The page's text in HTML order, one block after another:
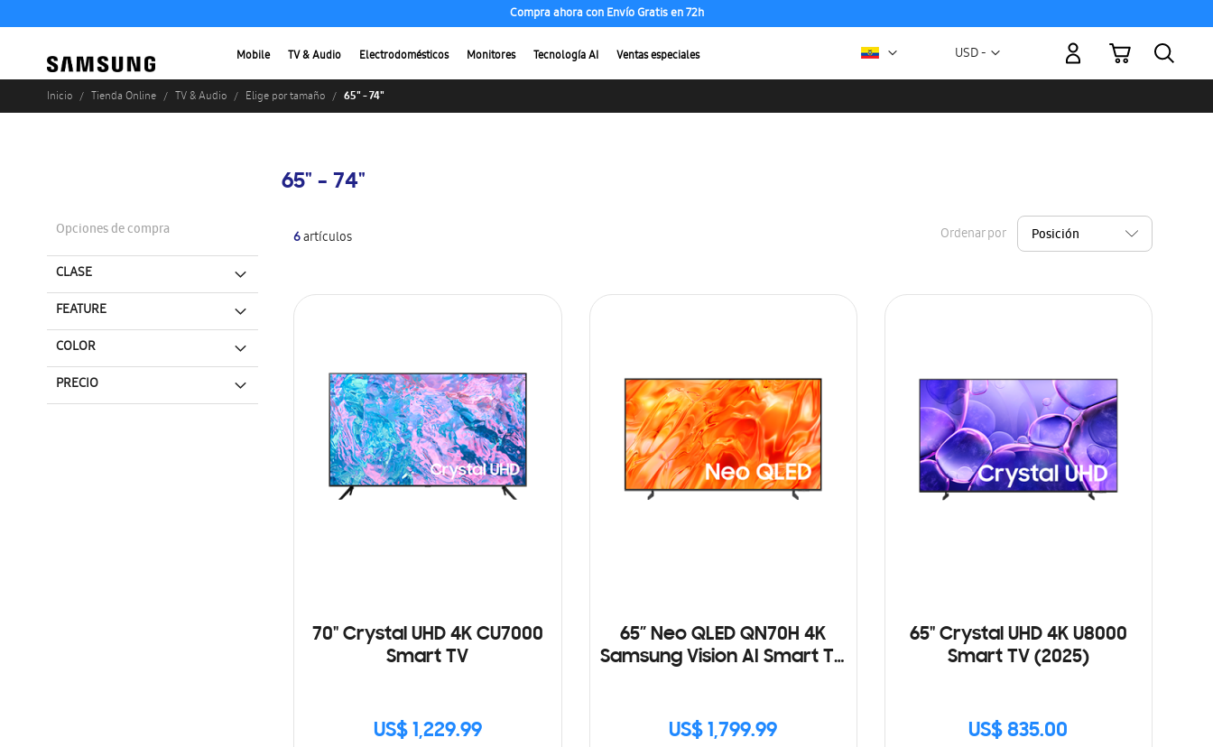
Compra ahora con Envío Gratis en 72h
Mobile TV & Audio Electrodomésticos Monitores Tecnología AI Ventas especiales Moneda
USD -
Mi carrito
Inicio Tienda Online TV & Audio Elige por tamaño 65" - 74"
65" - 74"
6artículos Ordenar por
70" Crystal UHD 4K CU7000
Smart TV
US$ 1,229.99
65” Neo QLED QN70H 4K
Samsung Vision AI Smart TV
US$ 1,799.99
65" Crystal UHD 4K U8000
Smart TV (2025)
US$ 835.00
Opciones de compra
CLASE
FEATURE
COLOR
PRECIO